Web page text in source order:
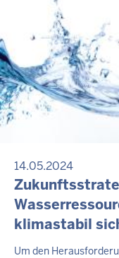
14.05.2024
klimastabil
Um den